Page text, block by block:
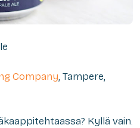
Company, Tampere,
Kyllä vain.